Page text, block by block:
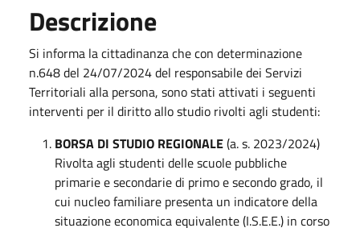
Descrizione
Si informa la cittadinanza che con determinazione
n.648 del 24/07/2024 del responsabile dei Servizi
Territoriali alla persona, sono stati attivati i seguenti
interventi per il diritto allo studio rivolti agli studenti:
BORSA DI STUDIO REGIONALE(a. s. 2023/2024)
Rivolta agli studenti delle scuole pubbliche
primarie e secondarie di primo e secondo grado, il
cui nucleo familiare presenta un indicatore della
situazione economica equivalente (I.S.E.E.) in corso